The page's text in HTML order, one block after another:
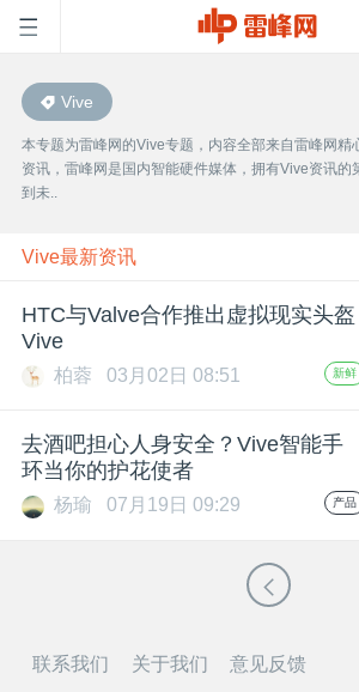
首
页
雷
峰
公
Vive
本专题为雷峰网的Vive专题，内容全部来自雷峰网精
资讯，雷峰网是国内智能硬件媒体，拥有Vive资讯的
到未..
Vive最新资讯
HTC与Valve合作推出虚拟现实头盔
Vive
柏蓉 03月02日 08:51 新鲜
去酒吧担心人身安全？Vive智能手
环当你的护花使者
杨瑜 07月19日 09:29 产品
联系我们 关于我们
意见反馈